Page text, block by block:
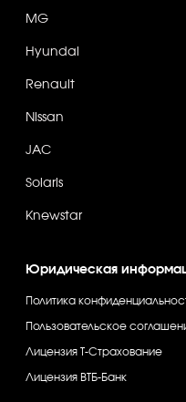
MG
Hyundai
Renault
Nissan
JAC
Solaris
Knewstar
Юридическая
Политика
Пользовательское
Лицензия Т-Страхование
Лицензия ВТБ-Банк